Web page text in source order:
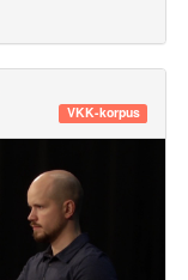
VKK-korpus